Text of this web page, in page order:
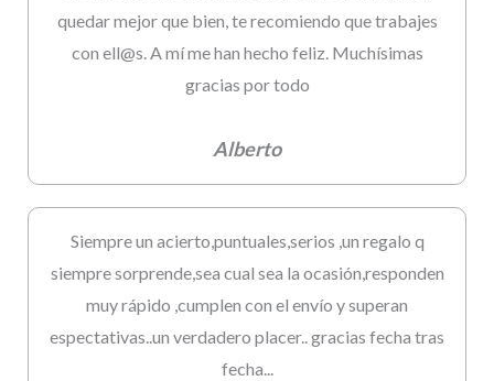
quedar mejor que bien, te recomiendo que trabajes
con ell@s. A mí me han hecho feliz. Muchísimas
gracias por todo
Alberto
Siempre un acierto,puntuales,serios ,un regalo q
siempre sorprende,sea cual sea la ocasión,responden
muy rápido ,cumplen con el envío y superan
espectativas..un verdadero placer.. gracias fecha tras
fecha...